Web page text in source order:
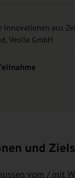
Innovationen aus
Veolia GmbH
und
vom / mit